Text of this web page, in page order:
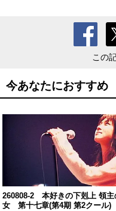
この
今あなたにおすすめ
260808-2 本好きの下剋上 領主
女 第十七章(第4期 第2クール)